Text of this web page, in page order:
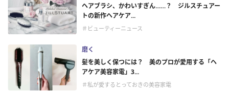
ヘアブラシ、かわいすぎん……？ ジルスチュアー
トの新作ヘアケア...
＃ビューティーニュース
磨く
髪を美しく保つには？ 美のプロが愛用する「ヘ
アケア美容家電」3...
＃私が愛するとっておきの美容家電